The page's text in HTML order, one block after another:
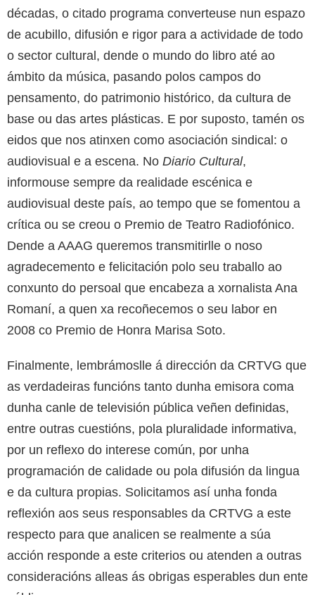
décadas, o citado programa converteuse nun espazo
de acubillo, difusión e rigor para a actividade de todo
o sector cultural, dende o mundo do libro até ao
ámbito da música, pasando polos campos do
pensamento, do patrimonio histórico, da cultura de
base ou das artes plásticas. E por suposto, tamén os
eidos que nos atinxen como asociación sindical: o
audiovisual e a escena. No Diario Cultural,
informouse sempre da realidade escénica e
audiovisual deste país, ao tempo que se fomentou a
crítica ou se creou o Premio de Teatro Radiofónico.
Dende a AAAG queremos transmitirlle o noso
agradecemento e felicitación polo seu traballo ao
conxunto do persoal que encabeza a xornalista Ana
Romaní, a quen xa recoñecemos o seu labor en
2008 co Premio de Honra Marisa Soto.
Finalmente, lembrámoslle á dirección da CRTVG que
as verdadeiras funcións tanto dunha emisora coma
dunha canle de televisión pública veñen definidas,
entre outras cuestións, pola pluralidade informativa,
por un reflexo do interese común, por unha
programación de calidade ou pola difusión da lingua
e da cultura propias. Solicitamos así unha fonda
reflexión aos seus responsables da CRTVG a este
respecto para que analicen se realmente a súa
acción responde a este criterios ou atenden a outras
consideracións alleas ás obrigas esperables dun ente